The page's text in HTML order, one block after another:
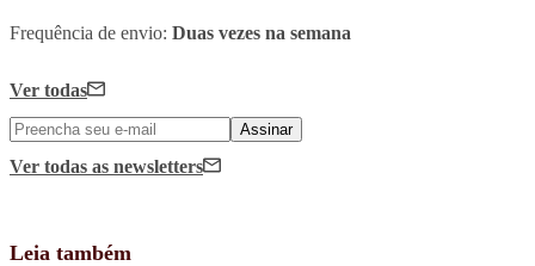
Frequência de envio: Duas vezes na semana
Ver todas
Assinar
Ver todas as newsletters
Leia também